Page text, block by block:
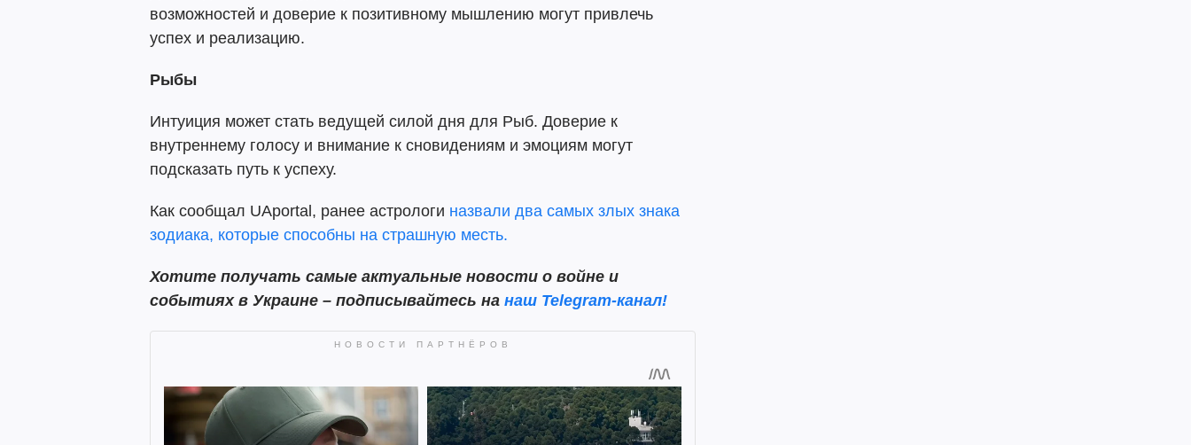
возможностей и доверие к позитивному мышлению могут привлечь
успех и реализацию.
Рыбы
Интуиция может стать ведущей силой дня для Рыб. Доверие к
внутреннему голосу и внимание к сновидениям и эмоциям могут
подсказать путь к успеху.
Как сообщал UAportal, ранее астрологи назвали два самых злых знака
зодиака, которые способны на страшную месть.
Хотите получать самые актуальные новости о войне и
событиях в Украине – подписывайтесь на наш Telegram-канал!